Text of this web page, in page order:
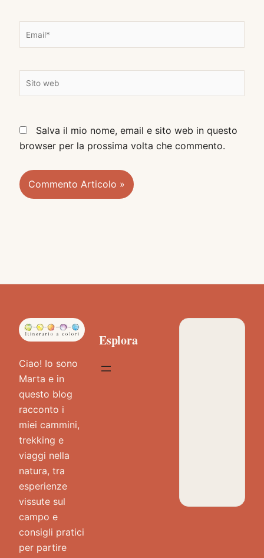
e
i
e
Salva il mio nome, email e sito web in questo
browser per la prossima volta che commento.
Ciao! Io sono
Marta e in
questo blog
racconto i
miei cammini,
trekking e
viaggi nella
natura, tra
esperienze
vissute sul
campo e
consigli pratici
per partire
Esplora